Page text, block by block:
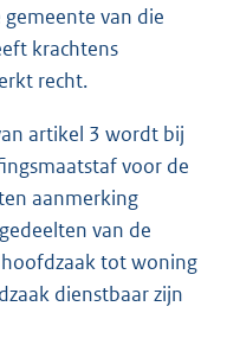
van die
krachtens
recht.
artikel 3 wordt bij
voor de
aanmerking
van de
tot woning
dienstbaar zijn